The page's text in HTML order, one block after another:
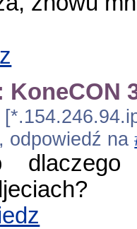
KoneCON
odpowiedź na